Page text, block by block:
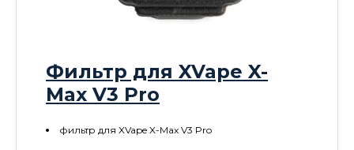
Фильтр для XVape X-
Max V3 Pro
фильтр для XVape X-Max V3 Pro